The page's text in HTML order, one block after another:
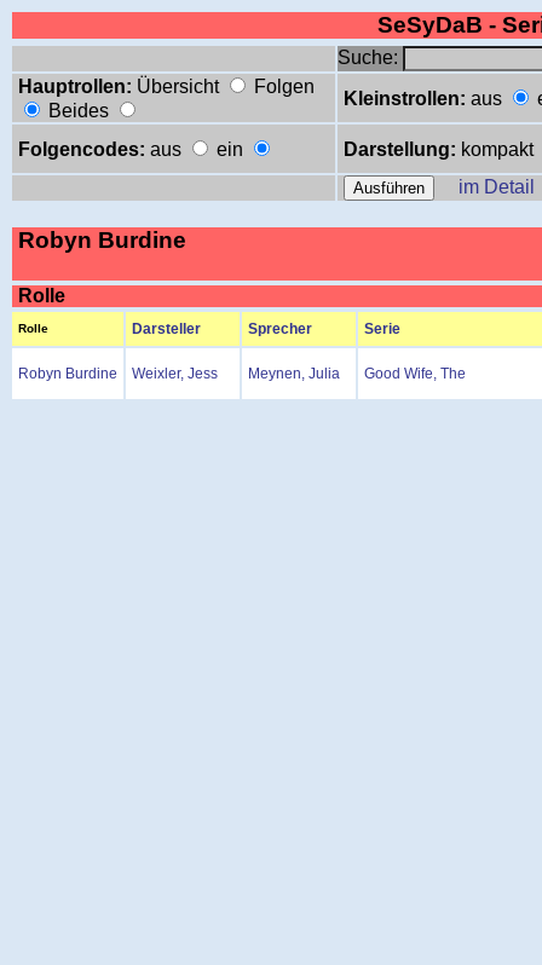
SeSyDaB -
Suche:
Hauptrollen: Übersicht
Folgen
Beides
Kleinstrollen: aus
Folgencodes: aus ein Darstellung: kompakt
im Detail
Robyn Burdine
Rolle
Rolle Darsteller Sprecher Serie
Robyn Burdine Weixler, Jess Meynen, Julia Good Wife, The